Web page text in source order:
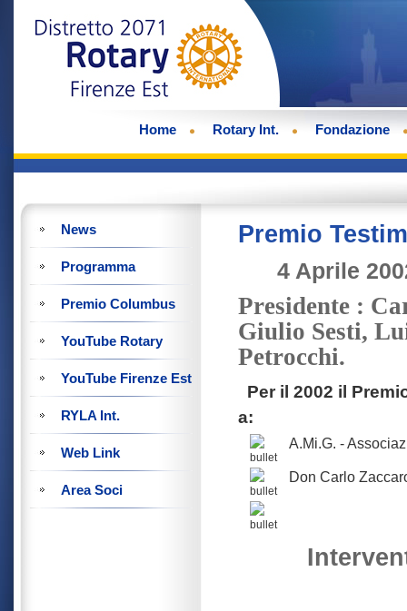
Home Rotary Int. Fondazione
News
Programma
Premio Columbus
YouTube Rotary
YouTube Firenze Est
RYLA Int.
Web Link
Area Soci
Premio
4 Aprile
Presidente :
Giulio Sesti,
Petrocchi.
Per il 2002 il
a:
A.Mi.G. -
Don Carlo